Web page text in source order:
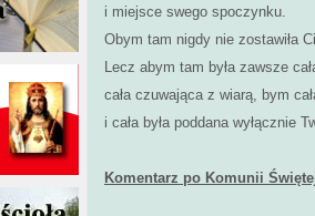
i miejsce swego spoczynku.
Obym tam nigdy nie zostawiła
Lecz abym tam była zawsze
cała czuwająca z wiarą, bym
i cała była poddana wyłącznie
Komentarz po Komunii